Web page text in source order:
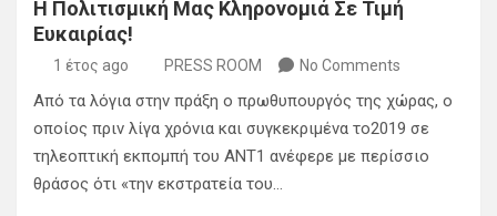
Η Πολιτισμική Μας Κληρονομιά Σε Τιμή
Ευκαιρίας!
1 έτος ago PRESS ROOM No Comments
Από τα λόγια στην πράξη ο πρωθυπουργός της χώρας, ο
οποίος πριν λίγα χρόνια και συγκεκριμένα το2019 σε
τηλεοπτική εκπομπή του ΑΝΤ1 ανέφερε με περίσσιο
θράσος ότι «την εκστρατεία του…